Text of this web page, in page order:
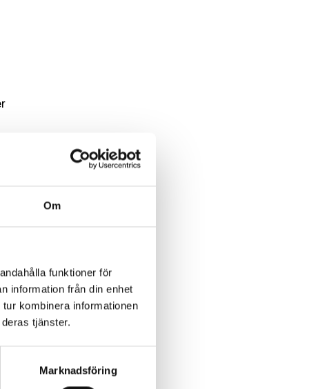
Om
funktioner för
information från din enhet
kombinera informationen
tjänster.
Marknadsföring